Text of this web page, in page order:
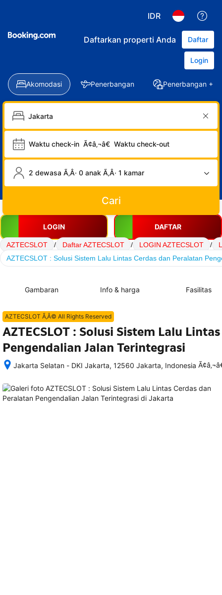
IDR
Daftarkan properti Anda Daftar
Login
Akomodasi Penerbangan Penerbangan +
Waktu check-in Ã¢â‚¬â€ Waktu check-out
2 dewasa Ã‚Â· 0 anak Ã‚Â· 1 kamar
Cari
LOGIN DAFTAR
AZTECSLOT / Daftar AZTECSLOT / LOGIN AZTECSLOT /
AZTECSLOT : Solusi Sistem Lalu Lintas Cerdas dan Peralatan
Gambaran Info & harga Fasilitas
AZTECSLOT Ã‚Â© All Rights Reserved
AZTECSLOT : Solusi Sistem Lalu
Pengendalian Jalan Terintegrasi
Jakarta Selatan - DKI Jakarta, 12560 Jakarta, Indonesia
memesan,
semua